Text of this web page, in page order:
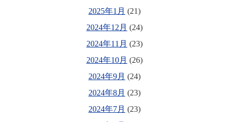
2025年1月 (21)
2024年12月 (24)
2024年11月 (23)
2024年10月 (26)
2024年9月 (24)
2024年8月 (23)
2024年7月 (23)